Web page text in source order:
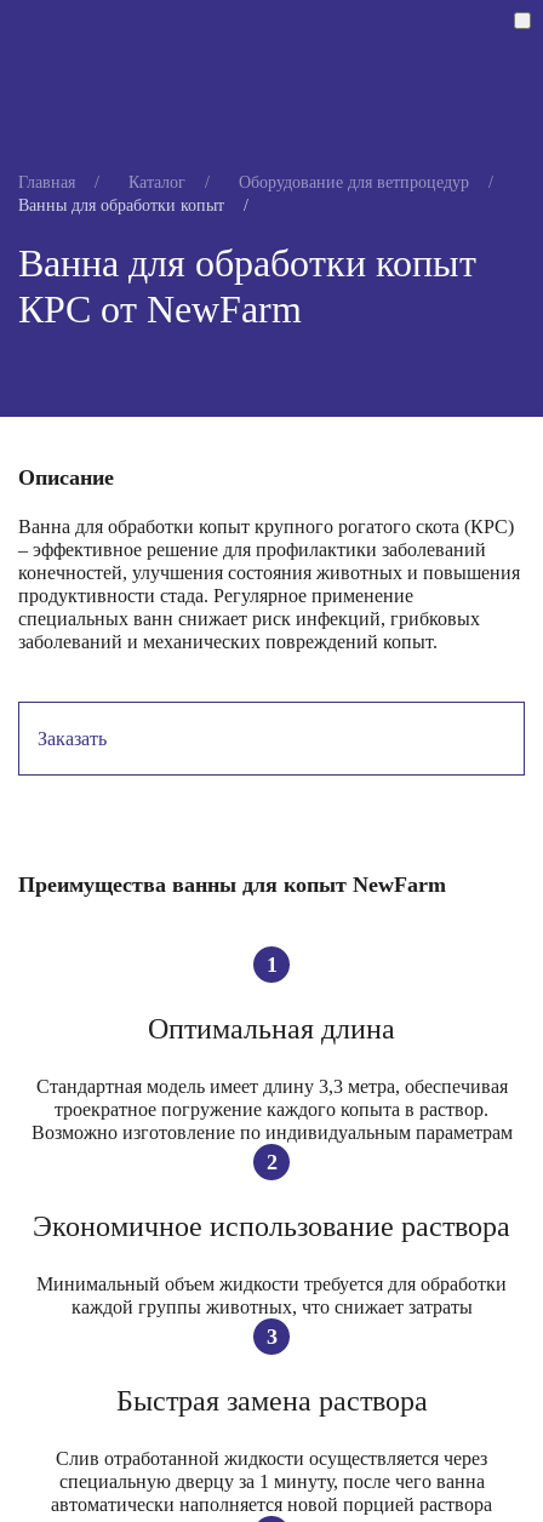
Главная Каталог
Оборудование для ветпроцедур
Ванны для обработки копыт
Ванна для обработки копыт
КРС от NewFarm
Описание
Ванна для обработки копыт крупного рогатого скота (КРС)
– эффективное решение для профилактики заболеваний
конечностей, улучшения состояния животных и повышения
продуктивности стада. Регулярное применение
специальных ванн снижает риск инфекций, грибковых
заболеваний и механических повреждений копыт.
Заказать
Преимущества ванны для копыт NewFarm
1
Оптимальная длина
Cтандартная модель имеет длину 3,3 метра, обеспечивая
троекратное погружение каждого копыта в раствор.
Возможно изготовление по индивидуальным параметрам
2
Экономичное использование раствора
Минимальный объем жидкости требуется для обработки
каждой группы животных, что снижает затраты
3
Быстраязамена раствора
Слив отработанной жидкости осуществляется через
специальную дверцу за 1 минуту, после чего ванна
автоматически наполняется новой порцией раствора